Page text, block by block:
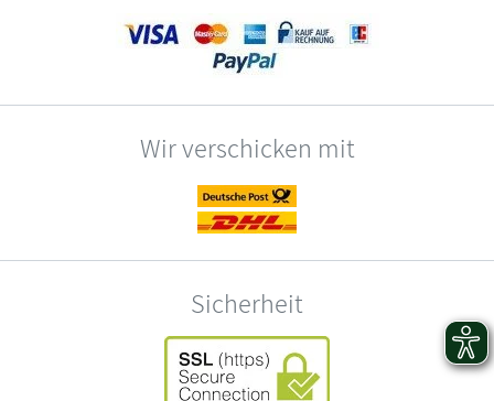
Wir verschicken mit
Sicherheit